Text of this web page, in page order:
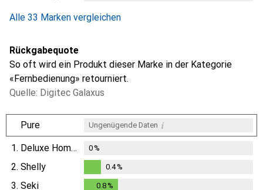
Alle 33 Marken vergleichen
Rückgabequote
So oft wird ein Produkt dieser Marke in der Kategorie
«Fernbedienung» retourniert.
Quelle: Digitec Galaxus
Pure Ungenügende Daten i
1. Deluxe Homeart 0%
2. Shelly
0.4%
0.4%
3. Seki 0.8%